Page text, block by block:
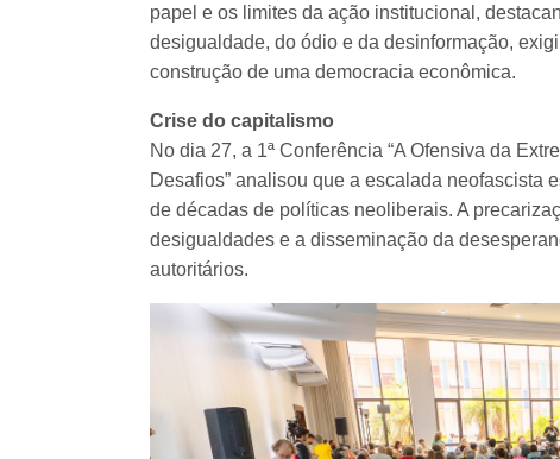
papel e os limites da ação institucional,
desigualdade, do ódio e da desinformação,
construção de uma democracia econômica.
Crise do capitalismo
No dia 27, a 1ª Conferência “A Ofensiva da
Desafios” analisou que a escalada neofascista
de décadas de políticas neoliberais. A
desigualdades e a disseminação da
autoritários.